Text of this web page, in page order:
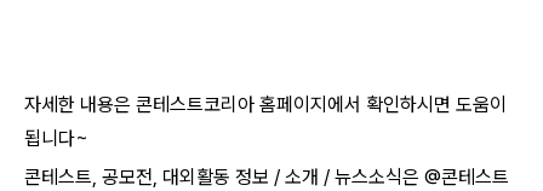
자세한 내용은 콘테스트코리아 홈페이지에서 확인하시면 도움이
됩니다~​
콘테스트, 공모전, 대외활동 정보 / 소개 / 뉴스소식은 @콘테스트